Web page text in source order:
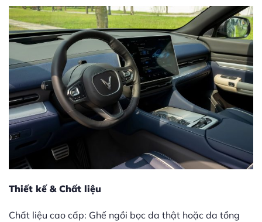
Thiết kế & Chất liệu
Chất liệu cao cấp: Ghế ngồi bọc da thật hoặc da tổng